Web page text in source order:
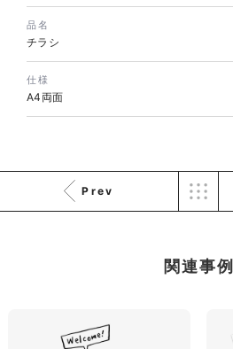
んぬいぐるみ
#イラスト
品名
チラシ
仕様
A4両面
Prev
関連事例